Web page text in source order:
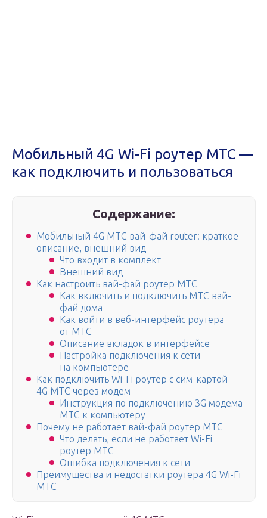
Мобильный 4G Wi-Fi роутер МТС —
как подключить и пользоваться
Содержание:
Мобильный 4G МТС вай-фай router: краткое
описание, внешний вид
Что входит в комплект
Внешний вид
Как настроить вай-фай роутер МТС
Как включить и подключить МТС вай-
фай дома
Как войти в веб-интерфейс роутера
от МТС
Описание вкладок в интерфейсе
Настройка подключения к сети
на компьютере
Как подключить Wi-Fi роутер с сим-картой
4G МТС через модем
Инструкция по подключению 3G модема
МТС к компьютеру
Почему не работает вай-фай роутер МТС
Что делать, если не работает Wi-Fi
роутер МТС
Ошибка подключения к сети
Преимущества и недостатки роутера 4G Wi-Fi
МТС